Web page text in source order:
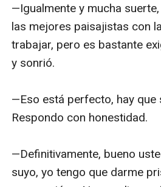
—Igualmente y mucha
las mejores paisajistas con
trabajar, pero es bastante
y sonrió.
—Eso está perfecto, hay
Respondo con honestidad.
—Definitivamente, bueno
suyo, yo tengo que darme